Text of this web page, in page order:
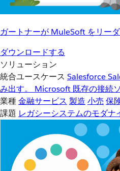
ガートナーが MuleSoft をリー
ダウンロードする
ソリューション
統合ユースケース Salesforce
み出す。
Microsoft 既存の接続
業種金融サービス 製造 小売 保
課題 レガシーシステムのモダナ